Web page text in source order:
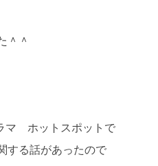
＾＾
マ ホットスポットで
する話があったので